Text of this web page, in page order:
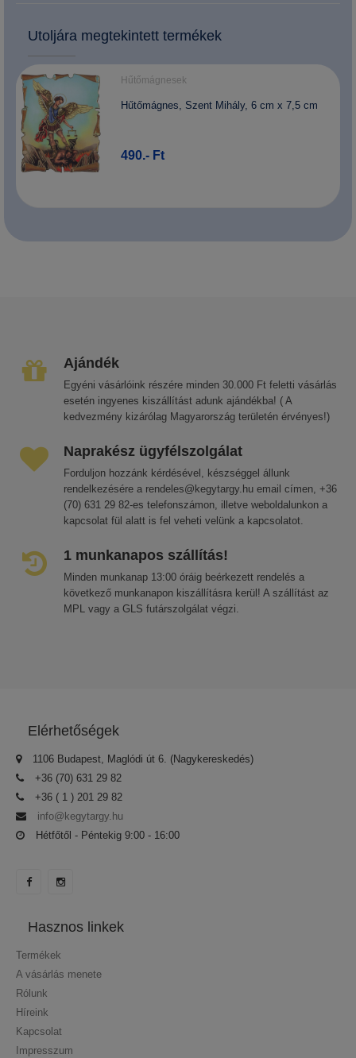
Utoljára megtekintett termékek
Hűtőmágnesek
Hűtőmágnes, Szent Mihály, 6 cm x 7,5 cm
490.- Ft
Ajándék
Egyéni vásárlóink részére minden 30.000 Ft feletti vásárlás
esetén ingyenes kiszállítást adunk ajándékba! ( A
kedvezmény kizárólag Magyarország területén érvényes!)
Naprakész ügyfélszolgálat
Forduljon hozzánk kérdésével, készséggel állunk
rendelkezésére a rendeles@kegytargy.hu email címen, +36
(70) 631 29 82-es telefonszámon, illetve weboldalunkon a
kapcsolat fül alatt is fel veheti velünk a kapcsolatot.
1 munkanapos szállítás!
Minden munkanap 13:00 óráig beérkezett rendelés a
következő munkanapon kiszállításra kerül! A szállítást az
MPL vagy a GLS futárszolgálat végzi.
Elérhetőségek
1106 Budapest, Maglódi út 6. (Nagykereskedés)
+36 (70) 631 29 82
+36 ( 1 ) 201 29 82
info@kegytargy.hu
Hétfőtől - Péntekig 9:00 - 16:00
Hasznos linkek
Termékek
A vásárlás menete
Rólunk
Híreink
Kapcsolat
Impresszum